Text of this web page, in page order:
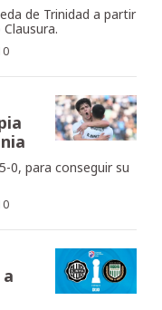
de Trinidad a partir
0, para conseguir su